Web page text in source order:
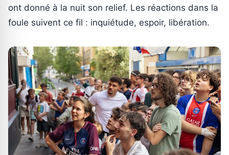
ont donné à la nuit son relief. Les réactions dans la
foule suivent ce fil : inquiétude, espoir, libération.